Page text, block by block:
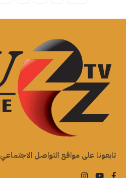
تابعونا على مواقع التواصل الاجتماعي